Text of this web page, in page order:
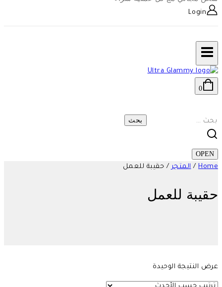
Login
0
البحث
عن:
OPEN
Home
/ المتجر / حقيبة للعمل
حقيبة للعمل
عرض النتيجة الوحيدة